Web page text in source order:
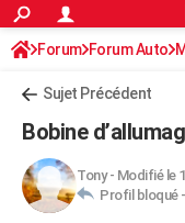
ACTUALITÉS
Politique
Société
Faits Divers
Education
Monde
Villes
+
FINANCE
Retraite
Impôts
Epargne
Immobilier
Risques naturels par ville
Banque
Assurance
Crédit
AUTO
Forum Forum Auto
Sujet Précédent
Bobine
Tony- Modifié le
Profil bloqué -